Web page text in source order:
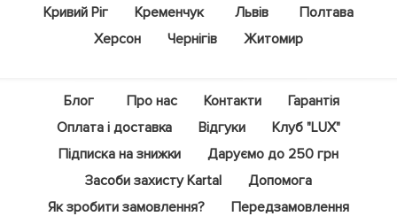
Кривий Ріг
Кременчук Львів
Полтава
Херсон
Чернігів Житомир
Блог Про нас Контакти
Гарантія
Оплата і доставка
Відгуки
Клуб "LUX"
Підписка на знижки
Даруємо до 250 грн
Засоби захисту Kartal
Допомога
Як зробити замовлення?
Передзамовлення